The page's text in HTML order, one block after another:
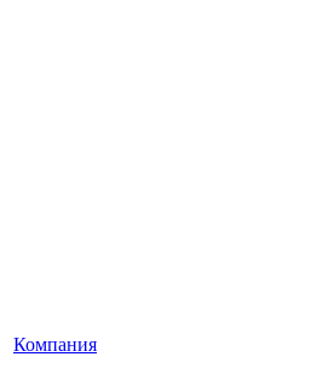
Компания